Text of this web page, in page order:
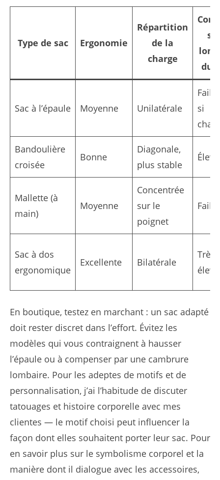
Type de sac Ergonomie
Répartition
de la
charge
Sac à l’épaule Moyenne Unilatérale
si
Bandoulière
croisée
Bonne
Diagonale,
plus stable
Élevé
Mallette (à
main)
Moyenne
Concentrée
sur le
poignet
Sac à dos
ergonomique
Excellente Bilatérale
Très
élevé
En boutique, testez en marchant : un sac adapté
doit rester discret dans l’effort. Évitez les
modèles qui vous contraignent à hausser
l’épaule ou à compenser par une cambrure
lombaire. Pour les adeptes de motifs et de
personnalisation, j’ai l’habitude de discuter
tatouages et histoire corporelle avec mes
clientes — le motif choisi peut influencer la
façon dont elles souhaitent porter leur sac. Pour
en savoir plus sur le symbolisme corporel et la
manière dont il dialogue avec les accessoires,